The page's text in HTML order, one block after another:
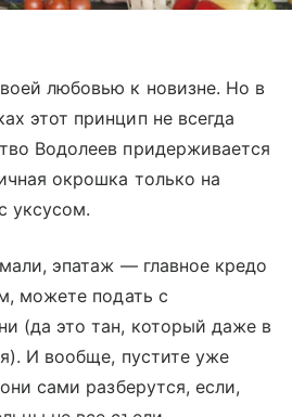
любовью к новизне. Но в
этот принцип не всегда
Водолеев придерживается
окрошка только на
уксусом.
эпатаж — главное кредо
можете подать с
(да это тан, который даже в
И вообще, пустите уже
сами разберутся, если,